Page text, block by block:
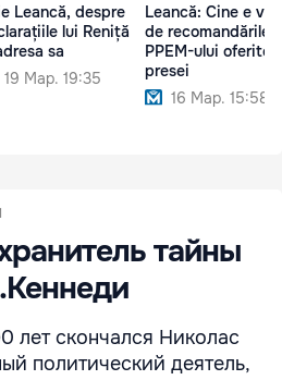
Leancă, despre
lui Reniță
sa
19 Мар. 19:35
Leancă: Cine e
de recomandările
PPEM-ului oferite
presei
16 Мар. 15:58
тайны
лет скончался Николас
политический деятель,